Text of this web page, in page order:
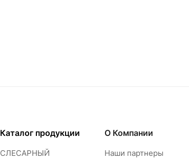
Каталог продукции
СЛЕСАРНЫЙ
О Компании
Наши партнеры